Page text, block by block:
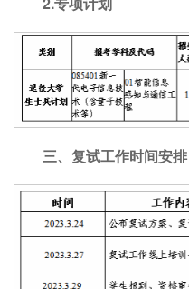
三、复试工作时间安排